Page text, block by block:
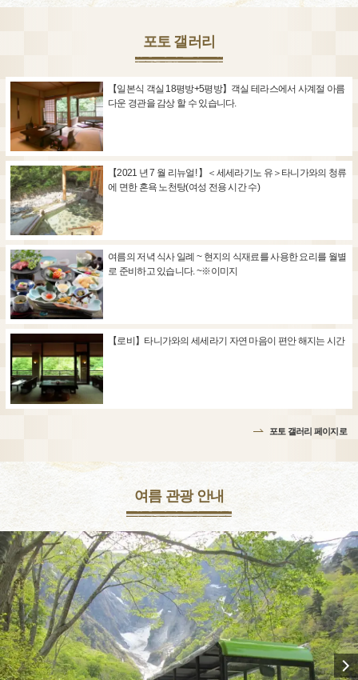
포토 갤러리
【일본식 객실 18평방+5평방】객실 테라스에서 사계절 아름
다운 경관을 감상 할 수 있습니다.
【2021 년 7 월 리뉴얼! 】＜세세라기노 유＞타니가와의 청류
에 면한 혼욕 노천탕(여성 전용 시간 수)
여름의 저녁 식사 일례 ~ 현지의 식재료를 사용한 요리를 월별
로 준비하고 있습니다. ~※이미지
【로비】타니가와의 세세라기 자연 마음이 편안 해지는 시간
포토 갤러리 페이지로
여름 관광 안내